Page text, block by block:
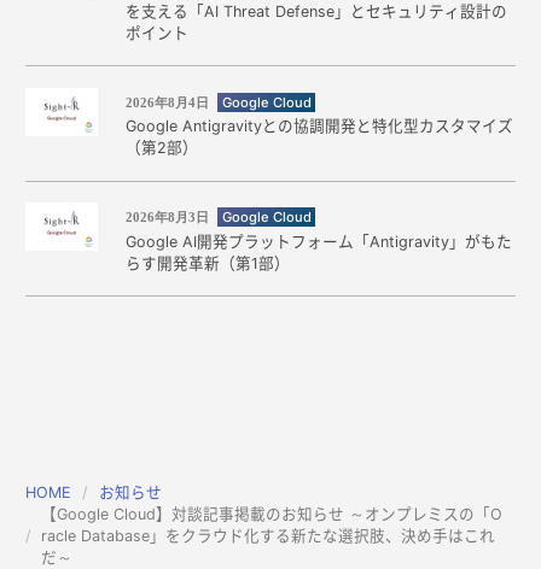
を支える「AI Threat Defense」とセキュリティ設計の
ポイント
2026年8月4日 Google Cloud
Google Antigravityとの協調開発と特化型カスタマイズ
（第2部）
2026年8月3日 Google Cloud
Google AI開発プラットフォーム「Antigravity」がもた
らす開発革新（第1部）
HOME
お知らせ
【Google Cloud】対談記事掲載のお知らせ ～オンプレミスの「O
racle Database」をクラウド化する新たな選択肢、決め手はこれ
だ～